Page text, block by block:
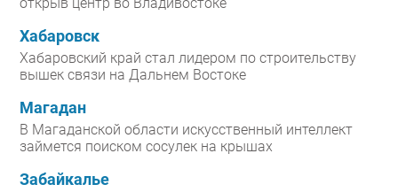
открыв центр во Владивостоке
Хабаровск
Хабаровский край стал лидером по строительству
вышек связи на Дальнем Востоке
Магадан
В Магаданской области искусственный интеллект
займется поиском сосулек на крышах
Забайкалье